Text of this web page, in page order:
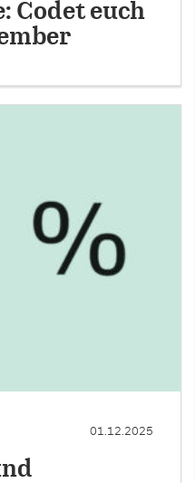
Codet euch
01.12.2025